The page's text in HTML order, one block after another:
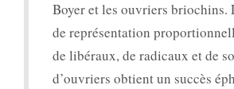
Boyer et les ouvriers briochins.
de représentation
de libéraux, de radicaux et de
d’ouvriers obtient un succès